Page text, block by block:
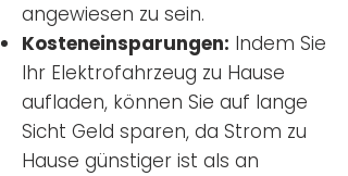
angewiesen zu sein.
Kosteneinsparungen: Indem Sie
Ihr Elektrofahrzeug zu Hause
aufladen, können Sie auf lange
Sicht Geld sparen, da Strom zu
Hause günstiger ist als an